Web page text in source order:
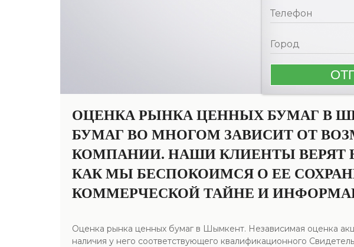
ОЦЕНКА РЫНКА ЦЕННЫХ БУМАГ В
БУМАГ ВО МНОГОМ ЗАВИСИТ ОТ
КОМПАНИИ. НАШИ КЛИЕНТЫ
КАК МЫ БЕСПОКОИМСЯ О ЕЕ
КОММЕРЧЕСКОЙ ТАЙНЕ И
Оценка рынка ценных бумаг в Шымкент. Независимая оценка
наличия у него соответствующего квалификационного